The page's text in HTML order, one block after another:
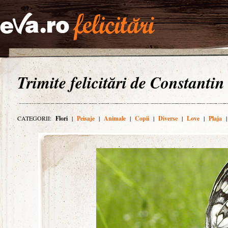
Trimite felicitări de
CATEGORII: Flori | Peisaje | Animale | Copii | Diverse | Love | Plaja |